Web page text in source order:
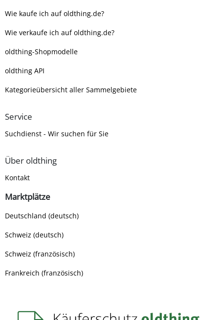
Wie kaufe ich auf oldthing.de?
Wie verkaufe ich auf oldthing.de?
oldthing-Shopmodelle
oldthing API
Kategorieübersicht aller Sammelgebiete
Service
Suchdienst - Wir suchen für Sie
Über oldthing
Kontakt
Marktplätze
Deutschland (deutsch)
Schweiz (deutsch)
Schweiz (französisch)
Frankreich (französisch)